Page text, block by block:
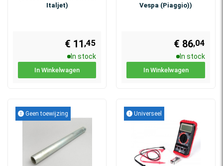
Italjet)
€ 11,45
In stock
In Winkelwagen
Vespa (Piaggio))
€ 86,04
In stock
In Winkelwagen
Geen toewijzing Universeel